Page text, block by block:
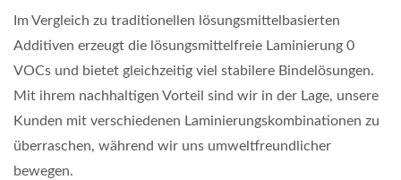
Im Vergleich zu traditionellen lösungsmittelbasierten
Additiven erzeugt die lösungsmittelfreie Laminierung 0
VOCs und bietet gleichzeitig viel stabilere Bindelösungen.
Mit ihrem nachhaltigen Vorteil sind wir in der Lage, unsere
Kunden mit verschiedenen Laminierungskombinationen zu
überraschen, während wir uns umweltfreundlicher
bewegen.